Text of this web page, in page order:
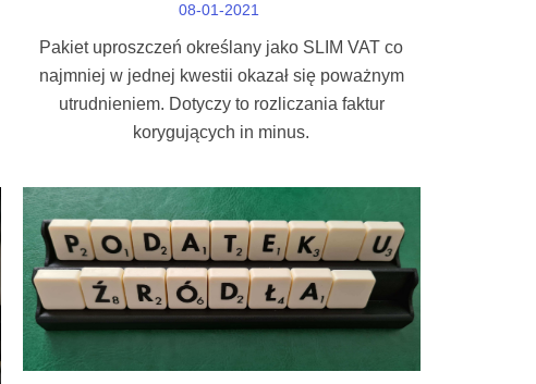
08-01-2021
Pakiet uproszczeń określany jako SLIM VAT co
najmniej w jednej kwestii okazał się poważnym
utrudnieniem. Dotyczy to rozliczania faktur
korygujących in minus.